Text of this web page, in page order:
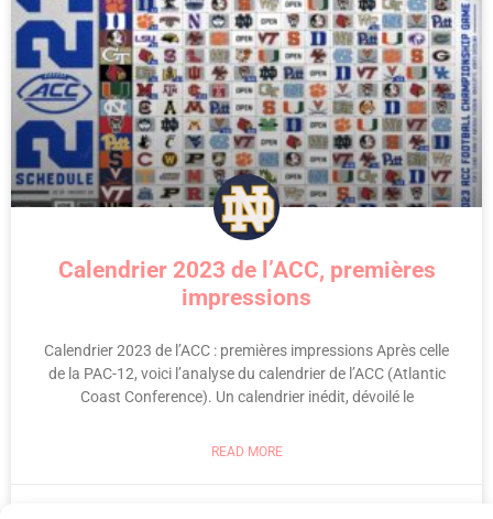
Calendrier 2023 de l’ACC, premières
impressions
Calendrier 2023 de l’ACC : premières impressions Après celle
de la PAC-12, voici l’analyse du calendrier de l’ACC (Atlantic
Coast Conference). Un calendrier inédit, dévoilé le
READ MORE